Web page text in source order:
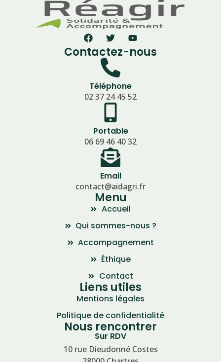
Contactez-nous
Téléphone
02 37 24 45 52
Portable
06 69 46 40 32
Email
contact@aidagri.fr
Menu
Accueil
Qui sommes-nous ?
Accompagnement
Éthique
Contact
Liens utiles
Mentions légales
Politique de confidentialité
Nous rencontrer
Sur RDV
10 rue Dieudonné Costes